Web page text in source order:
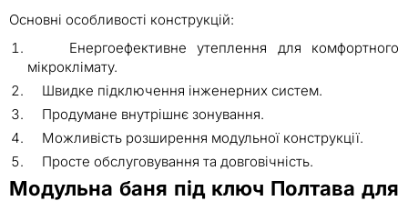
Основні особливості конструкцій:
Енергоефективне утеплення для комфортного
мікроклімату.
Швидке підключення інженерних систем.
Продумане внутрішнє зонування.
Можливість розширення модульної конструкції.
Просте обслуговування та довговічність.
Модульна баня під ключ Полтава для